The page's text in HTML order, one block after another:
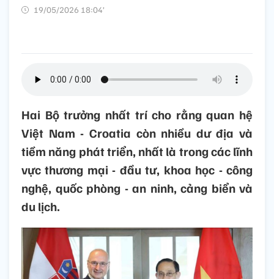
19/05/2026 18:04’
Hai Bộ trưởng nhất trí cho rằng quan hệ
Việt Nam - Croatia còn nhiều dư địa và
tiềm năng phát triển, nhất là trong các lĩnh
vực thương mại - đầu tư, khoa học - công
nghệ, quốc phòng - an ninh, cảng biển và
du lịch.